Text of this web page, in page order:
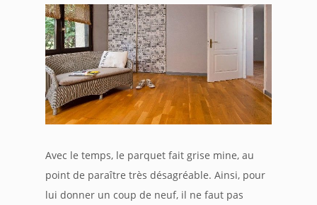
Avec le temps, le parquet fait grise mine, au
point de paraître très désagréable. Ainsi, pour
lui donner un coup de neuf, il ne faut pas